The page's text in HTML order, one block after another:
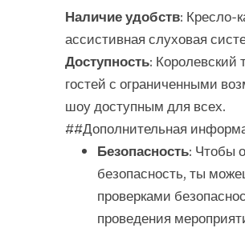
Наличие удобств: Кресло-
ассистивная слуховая
Доступность: Королевский
гостей с ограниченными
шоу доступным для всех.
##Дополнительная
Безопасность: Чтобы
безопасность, ты
проверками
проведения